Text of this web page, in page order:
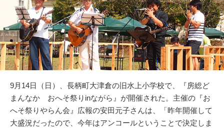
9月14日（日）、長柄町大津倉の旧水上小学校で、『房総ど
まんなか おへそ祭りinながら』が開催された。主催の『お
へそ祭りやらん会』広報の安田元子さんは、「昨年開催して
大盛況だったので、今年はアンコールということで決定しま